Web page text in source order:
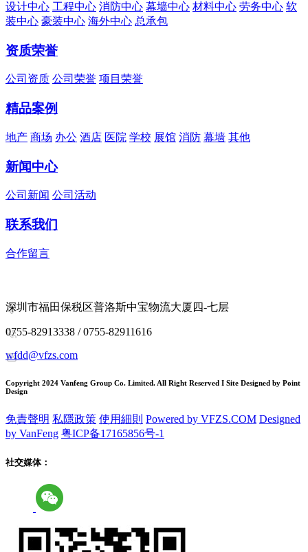
设计中心 工程中心 消防中心 幕墙中心 材料中心 劳务中心 软
装中心 豪装中心 海外中心 总承包
资质荣誉
公司资质 公司荣誉 项目荣誉
精品案例
地产 商场 办公 酒店 医院 学校 展馆 消防 幕墙 其他
新闻中心
公司新闻 公司活动
联系我们
合作留言
深圳市福田保税区普洛斯中宝物流大厦四-七层
0755-82913338 / 0755-82911616
wfdd@vfzs.com
Copyright 2024 Vanfeng Group Co. Limited. All Right Reserved I Site Designed by Point
Design
免責聲明 私隱政策 使用細則 Powered by VFZS.COM Designed
by VanFeng 粤ICP备17165856号-1
社交媒体：